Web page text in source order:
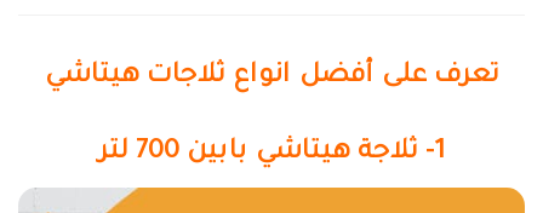
تعرف على أفضل انواع ثلاجات هيتاشي
1- ثلاجة هيتاشي بابين 700 لتر